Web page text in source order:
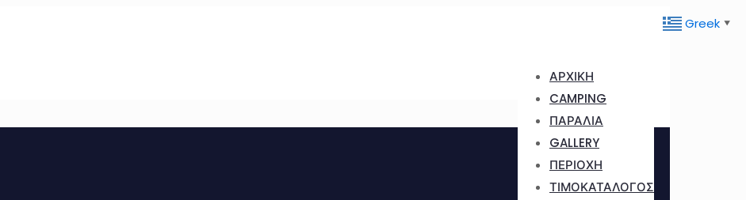
ΑΡΧΙΚΗ
CAMPING
ΠΑΡΑΛΙΑ
GALLERY
ΠΕΡΙΟΧΗ
ΤΙΜΟΚΑΤΑΛΟΓΟΣ
Greek ▼